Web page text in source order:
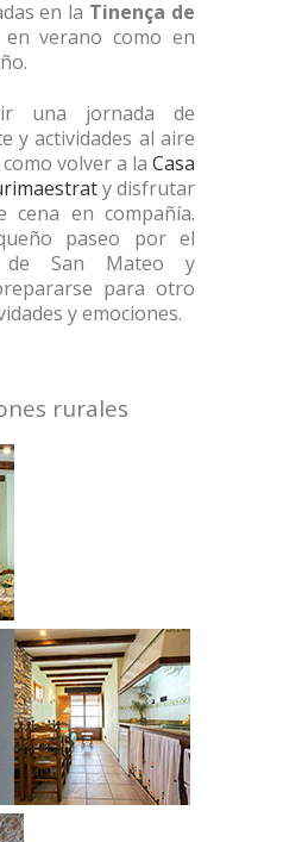
en la Tinença de
verano como en
una jornada de
y actividades al aire
volver a la Casa
y disfrutar
cena en compañía.
paseo por el
de San Mateo y
para otro
y emociones.
rurales